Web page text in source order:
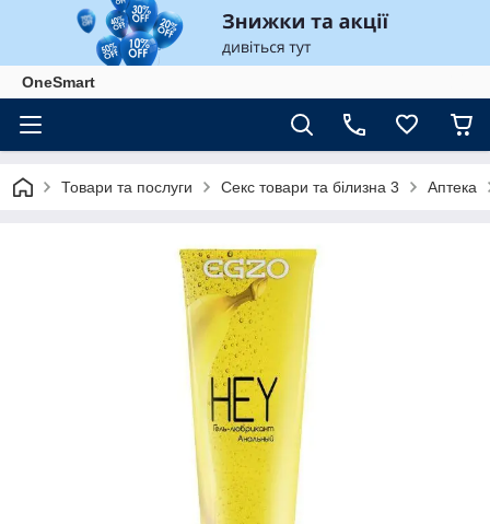
OneSmart
Товари та послуги Секс товари та білизна 3 Аптека